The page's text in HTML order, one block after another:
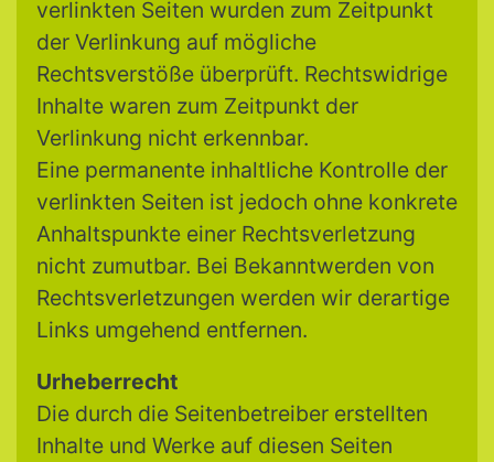
verlinkten Seiten wurden zum Zeitpunkt
der Verlinkung auf mögliche
Rechtsverstöße überprüft. Rechtswidrige
Inhalte waren zum Zeitpunkt der
Verlinkung nicht erkennbar.
Eine permanente inhaltliche Kontrolle der
verlinkten Seiten ist jedoch ohne konkrete
Anhaltspunkte einer Rechtsverletzung
nicht zumutbar. Bei Bekanntwerden von
Rechtsverletzungen werden wir derartige
Links umgehend entfernen.
Urheberrecht
Die durch die Seitenbetreiber erstellten
Inhalte und Werke auf diesen Seiten